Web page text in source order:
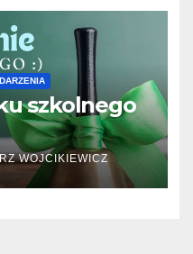
szkolnego
WOJCIKIEWICZ